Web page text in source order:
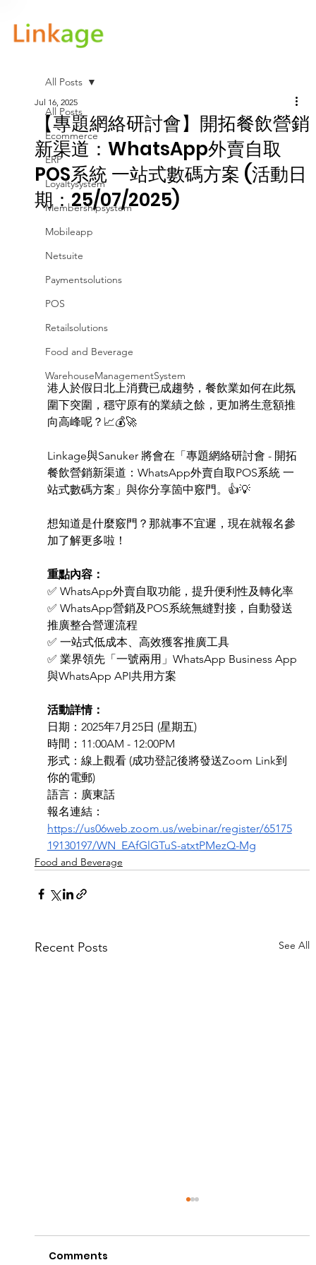
All Posts
Ecommerce
ERP
Loyaltysystem
Membershipsystem
Mobileapp
Netsuite
Paymentsolutions
POS
Retailsolutions
Food and Beverage
WarehouseManagementSystem
All Posts
【專題網絡研討會】開拓餐飲營銷
新渠道：WhatsApp外賣自取
POS系統 一站式數碼方案 (活動日
期：25/07/2025)
Jul 16, 2025
港人於假日北上消費已成趨勢，餐飲業如何在此氛
圍下突圍，穩守原有的業績之餘，更加將生意額推
向高峰呢？📈💰🚀
Linkage與Sanuker 將會在「專題網絡研討會 - 開拓
餐飲營銷新渠道：WhatsApp外賣自取POS系統 一
站式數碼方案」與你分享箇中竅門。👍💡
想知道是什麼竅門？那就事不宜遲，現在就報名參
加了解更多啦！
重點內容：
✅ WhatsApp外賣自取功能，提升便利性及轉化率
✅ WhatsApp營銷及POS系統無縫對接，自動發送
推廣整合營運流程
✅ 一站式低成本、高效獲客推廣工具
✅ 業界領先「一號兩用」WhatsApp Business App
與WhatsApp API共用方案
活動詳情：
日期：2025年7月25日 (星期五)
時間：11:00AM - 12:00PM
形式：線上觀看 (成功登記後將發送Zoom Link到
你的電郵)
語言：廣東話
報名連結：
https://us06web.zoom.us/webinar/register/65175
19130197/WN_EAfGlGTuS-atxtPMezQ-Mg
Food and Beverage
Recent Posts See All
Comments